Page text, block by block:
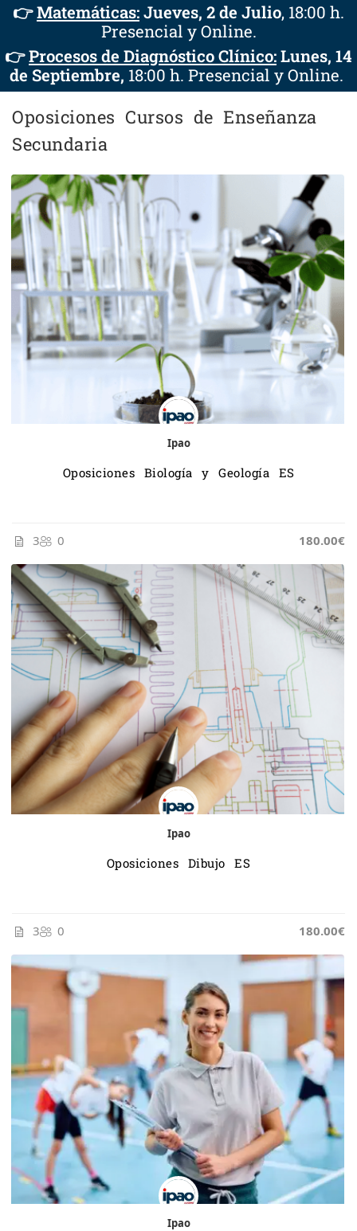
👉Matemáticas:Jueves, 2 de Julio, 18:00 h.
Presencial y Online.
👉Procesos de Diagnóstico Clínico:Lunes, 14
de Septiembre, 18:00 h. Presencial y Online.
Oposiciones Cursos de Enseñanza
Secundaria
Ipao
Oposiciones Biología y Geología ES
3 0 180.00€
Ipao
Oposiciones Dibujo ES
3 0 180.00€
Ipao